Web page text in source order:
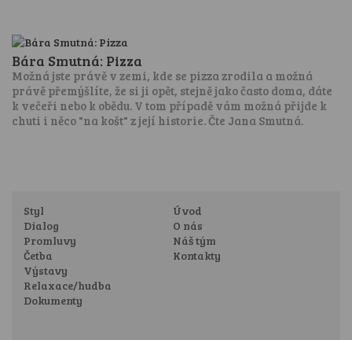
Bára Smutná: Pizza
Možná jste právě v zemi, kde se pizza zrodila a možná
právě přemýšlíte, že si ji opět, stejně jako často doma, dáte
k večeři nebo k obědu. V tom případě vám možná přijde k
chuti i něco "na košt" z její historie. Čte Jana Smutná.
Styl
Dialog
Promluvy
Četba
Výstavy
Relaxace/hudba
Dokumenty
Úvod
O nás
Náš tým
Kontakty